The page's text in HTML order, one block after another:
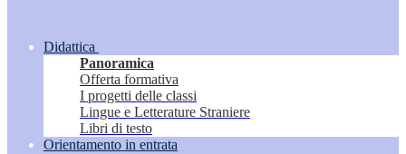
Didattica
Panoramica
Offerta formativa
I progetti delle classi
Lingue e Letterature Straniere
Libri di testo
Orientamento in entrata